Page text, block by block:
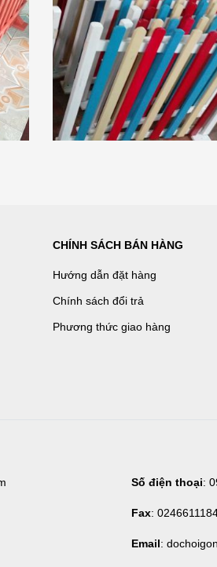
CHÍNH SÁCH BÁN HÀNG
Hướng dẫn đặt hàng
Chính sách đổi trả
Phương thức giao hàng
Số điện thoại:
Fax:
Email: